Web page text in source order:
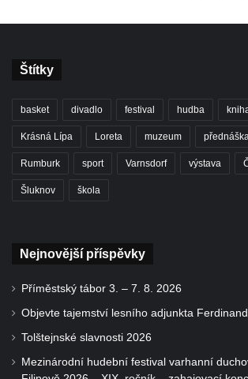
Štítky
basket divadlo festival hudba
Krásná Lípa Loreta muzeum
Rumburk sport Varnsdorf výstava
Šluknov škola
Nejnovější příspěvky
Příměstský tábor 3. – 7. 8. 2026
Objevte tajemství lesního adjunkta
Tolštejnské slavnosti 2026
Mezinárodní hudební festival varhanní